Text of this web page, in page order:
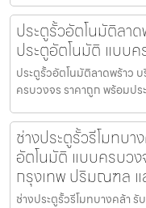
ประตูรั้วอัตโนมัติลา
ประตูอัตโนมัติ แบบค
ประตูรั้วอัตโนมัติลาดพร้าว
ครบวงจร ราคาถูก พร้อมปร
ช่างประตูรั้วรีโมทบ
อัตโนมัติ แบบครบว
กรุงเทพ ปริมณฑล แ
ช่างประตูรั้วรีโมทบางคล้า